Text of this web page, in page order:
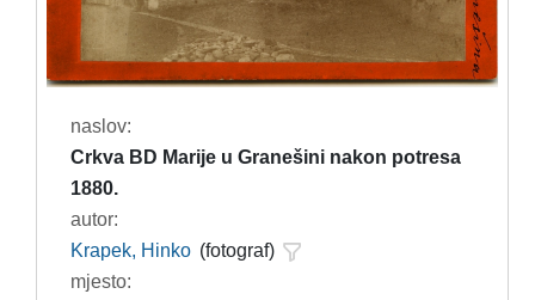
naslov:
Crkva BD Marije u Granešini nakon potresa
1880.
autor:
Krapek, Hinko (fotograf)
mjesto: